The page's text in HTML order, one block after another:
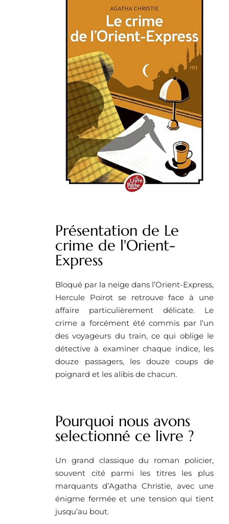
Présentation de Le
crime de l'Orient-
Express
Bloqué par la neige dans l’Orient-Express,
Hercule Poirot se retrouve face à une
affaire particulièrement délicate. Le
crime a forcément été commis par l’un
des voyageurs du train, ce qui oblige le
détective à examiner chaque indice, les
douze passagers, les douze coups de
poignard et les alibis de chacun.
Pourquoi nous avons
selectionné ce livre ?
Un grand classique du roman policier,
souvent cité parmi les titres les plus
marquants d’Agatha Christie, avec une
énigme fermée et une tension qui tient
jusqu’au bout.